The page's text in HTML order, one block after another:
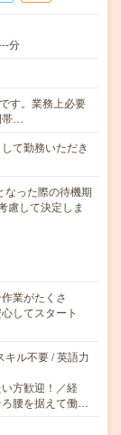
分
す。業務上必要
帯…
て勤務いただき
った際の待機期
して決定しま
業がたくさ
してスタート
キル不要 / 英語力
方歓迎！／経
腰を据えて働…